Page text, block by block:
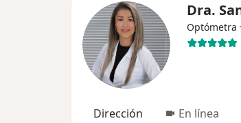
Dra.
Optómetra ·
Dirección En línea